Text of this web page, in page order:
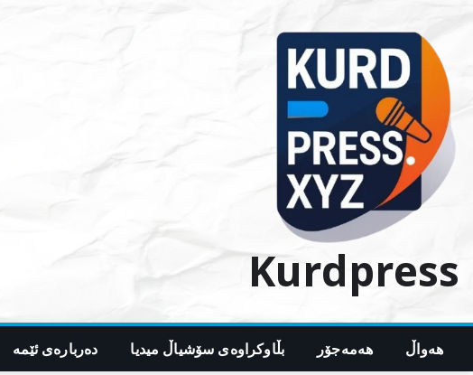
content
Kurdpress
هەواڵ هەمەجۆر بڵاوکراوەی سۆشیاڵ میدیا دەربارەی ئێمە